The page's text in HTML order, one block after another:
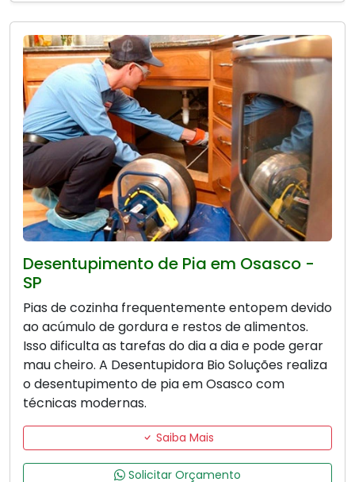
Desentupimento de Pia em Osasco -
SP
Pias de cozinha frequentemente entopem devido
ao acúmulo de gordura e restos de alimentos.
Isso dificulta as tarefas do dia a dia e pode gerar
mau cheiro. A Desentupidora Bio Soluções realiza
o desentupimento de pia em Osasco com
técnicas modernas.
Saiba Mais
Solicitar Orçamento